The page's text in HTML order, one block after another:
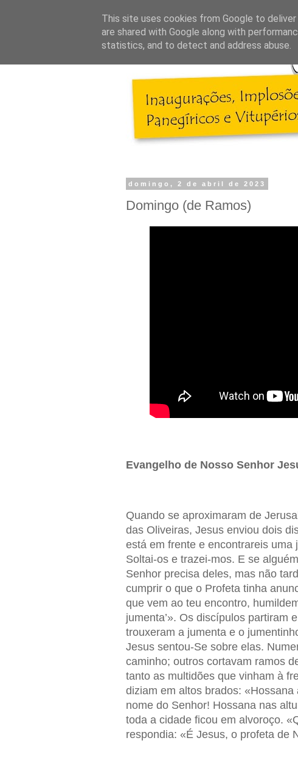
domingo, 2 de abril de 2023
Domingo (de Ramos)
Evangelho de Nosso Senhor
Quando se aproximaram de
das Oliveiras, Jesus enviou dois
está em frente e encontrareis
Soltai-os e trazei-mos. E se
Senhor precisa deles, mas não
cumprir o que o Profeta tinha
que vem ao teu encontro,
jumenta’». Os discípulos partiram
trouxeram a jumenta e o
Jesus sentou-Se sobre elas.
caminho; outros cortavam ramos
tanto as multidões que vinham à
diziam em altos brados:
nome do Senhor! Hossana nas
toda a cidade ficou em alvoroço.
respondia: «É Jesus, o profeta de
This site uses cookies from Google to
are shared with Google along with
statistics, and to detect and address abuse.